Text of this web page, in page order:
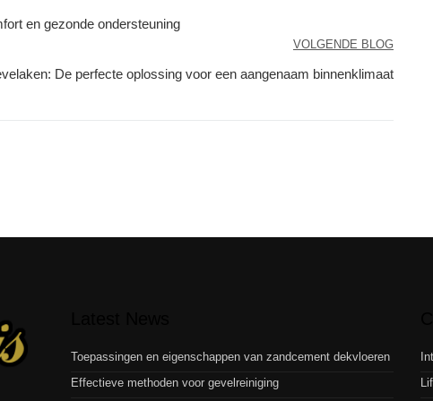
en gezonde ondersteuning
VOLGENDE BLOG
De perfecte oplossing voor een aangenaam binnenklimaat
Toepassingen en eigenschappen van zandcement dekvloeren
Effectieve methoden voor gevelreiniging